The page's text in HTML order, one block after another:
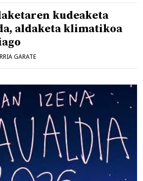
kudeaketa
aldaketa klimatikoa
GARATE